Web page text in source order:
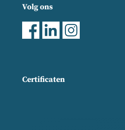
Volg ons
Certificaten